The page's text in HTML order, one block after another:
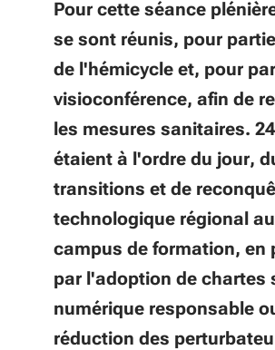
Pour cette séance
se sont réunis, pour
de l'hémicycle et, pour
visioconférence, afin de
les mesures sanitaires.
étaient à l'ordre du jour,
transitions et de
technologique régional
campus de formation, en
par l'adoption de chartes
numérique responsable
réduction des